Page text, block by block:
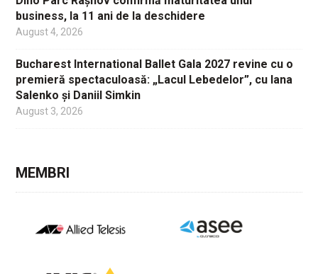
business, la 11 ani de la deschidere
August 4, 2026
Bucharest International Ballet Gala 2027 revine cu o
premieră spectaculoasă: „Lacul Lebedelor”, cu Iana
Salenko și Daniil Simkin
August 3, 2026
MEMBRI